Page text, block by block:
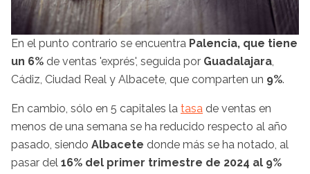
En el punto contrario se encuentra Palencia, que tiene
un 6% de ventas 'exprés', seguida por Guadalajara,
Cádiz, Ciudad Real y Albacete, que comparten un 9%.
En cambio, sólo en 5 capitales la tasa de ventas en
menos de una semana se ha reducido respecto al año
pasado, siendo Albacete donde más se ha notado, al
pasar del 16% del primer trimestre de 2024 al 9%